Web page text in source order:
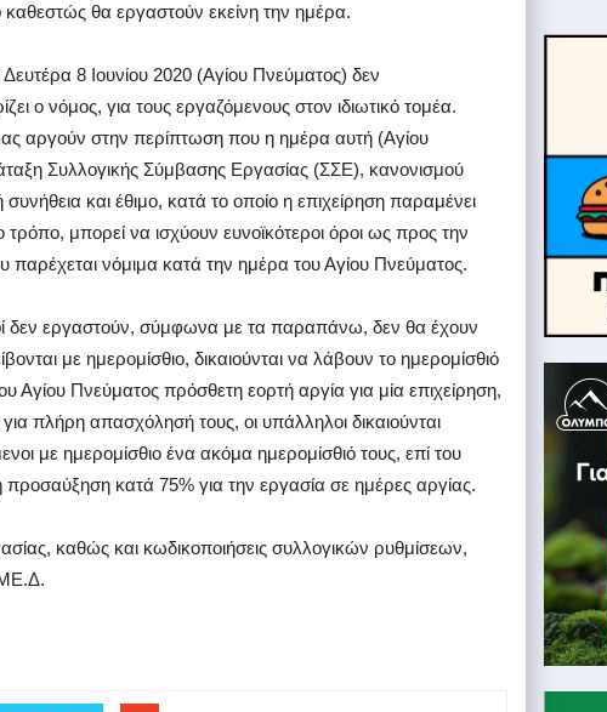
καθεστώς θα εργαστούν εκείνη την ημέρα.
8 Ιουνίου 2020 (Αγίου Πνεύματος) δεν
ο νόμος, για τους εργαζόμενους στον ιδιωτικό τομέα.
αργούν στην περίπτωση που η ημέρα αυτή (Αγίου
Συλλογικής Σύμβασης Εργασίας (ΣΣΕ), κανονισμού
και έθιμο, κατά το οποίο η επιχείρηση παραμένει
τρόπο, μπορεί να ισχύουν ευνοϊκότεροι όροι ως προς την
παρέχεται νόμιμα κατά την ημέρα του Αγίου Πνεύματος.
δεν εργαστούν, σύμφωνα με τα παραπάνω, δεν θα έχουν
με ημερομίσθιο, δικαιούνται να λάβουν το ημερομίσθιό
Αγίου Πνεύματος πρόσθετη εορτή αργία για μία επιχείρηση,
πλήρη απασχόλησή τους, οι υπάλληλοι δικαιούνται
με ημερομίσθιο ένα ακόμα ημερομίσθιό τους, επί του
κατά 75% για την εργασία σε ημέρες αργίας.
καθώς και κωδικοποιήσεις συλλογικών ρυθμίσεων,